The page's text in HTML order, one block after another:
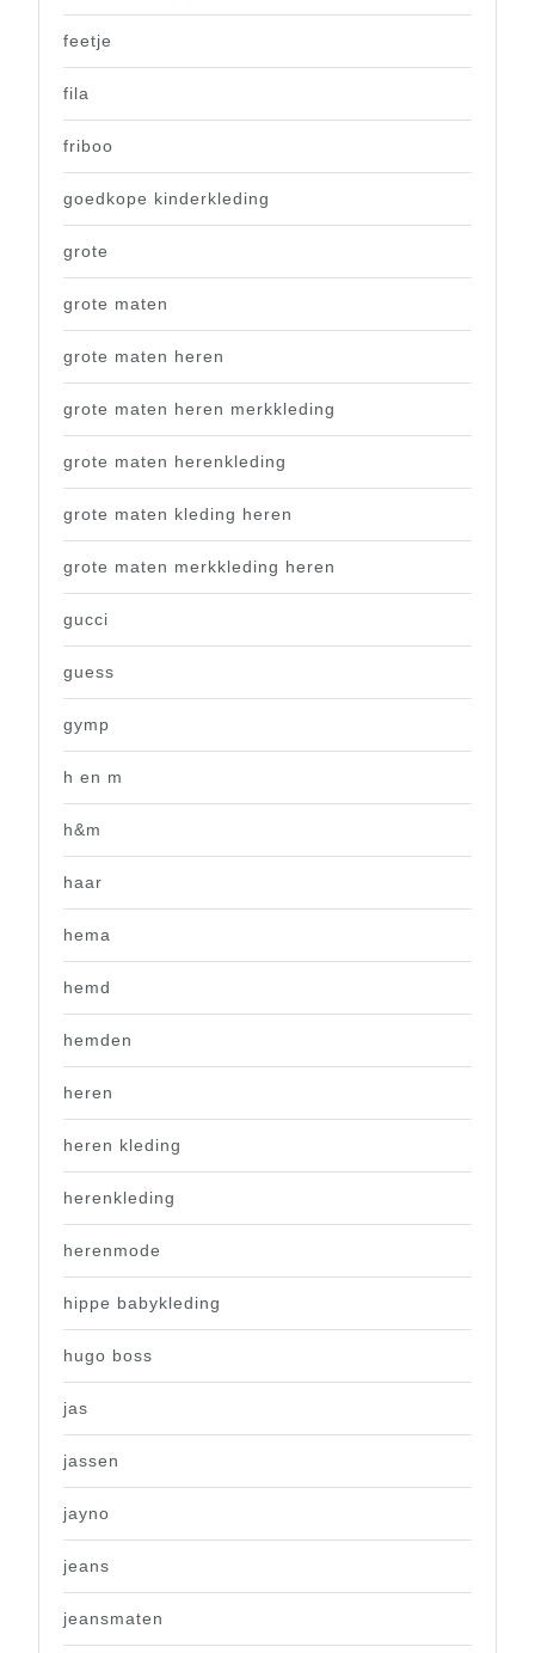
feetje
fila
friboo
goedkope kinderkleding
grote
grote maten
grote maten heren
grote maten heren merkkleding
grote maten herenkleding
grote maten kleding heren
grote maten merkkleding heren
gucci
guess
gymp
h en m
h&m
haar
hema
hemd
hemden
heren
heren kleding
herenkleding
herenmode
hippe babykleding
hugo boss
jas
jassen
jayno
jeans
jeansmaten